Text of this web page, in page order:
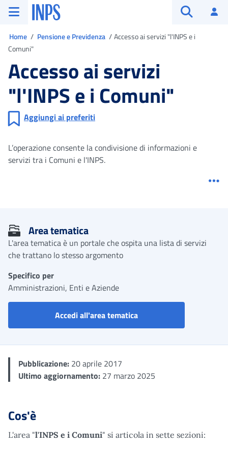
Vai al menu principale
Vai al contenuto principale
Vai al pie' di pagina
INPS ()
Home Pensione e Previdenza
Accesso ai servizi "l'INPS e i
Comuni"
Accesso ai servizi
"l'INPS e i Comuni"
Aggiungi ai preferiti
L’operazione consente la condivisione di informazioni e
servizi tra i Comuni e l'INPS.
Area tematica
L'area tematica è un portale che ospita una lista di servizi
che trattano lo stesso argomento
Specifico per
Amministrazioni, Enti e Aziende
Accedi all'area tematicaPortale INPS e Comuni
Pubblicazione: 20 aprile 2017
Ultimo aggiornamento: 27 marzo 2025
Cos'è
L'area "l'INPS e i Comuni" si articola in sette sezioni: